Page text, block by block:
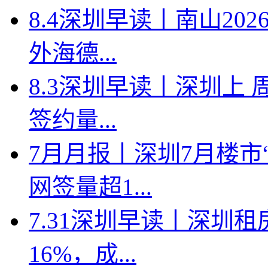
8.4深圳早读丨南山
外海德...
8.3深圳早读丨深圳上
签约量...
7月月报丨深圳7月楼
网签量超1...
7.31深圳早读丨深圳
16%，成...